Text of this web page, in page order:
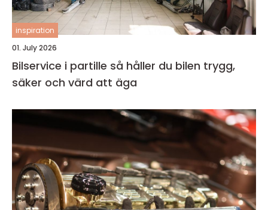
inspiration
01. July 2026
Bilservice i partille så håller du bilen trygg,
säker och värd att äga